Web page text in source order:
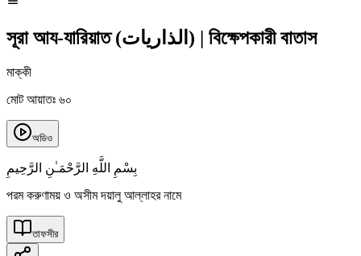
সূরা আয-যারিয়াত(الذاريات ) | বিক্ষেপকারী বাতাস
মাক্কী
মোট আয়াতঃ ৬০
অডিও
بِسْمِ اللَّهِ الرَّحْمَـٰنِ الرَّحِيمِ
পরম করুণাময় ও অসীম দয়ালু আল্লাহর নামে
তাফসীর